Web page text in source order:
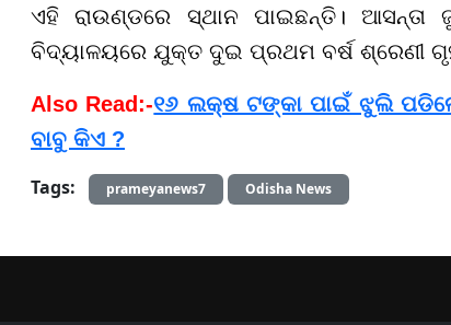
ଏହି ରାଉଣ୍ଡରେ ସ୍ଥାନ ପାଇଛନ୍ତି।
ବିଦ୍ୟାଳୟରେ ଯୁକ୍ତ ଦୁଇ ପ୍ରଥମ ବର୍ଷ ଶ୍ରେଣୀ
Also Read:-୧୬ ଲକ୍ଷ ଟଙ୍କା ପାଇଁ ଝୁଲି
ବାବୁ କିଏ ?
Tags:
prameyanews7 Odisha News